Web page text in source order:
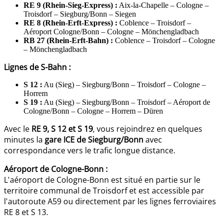
RE 9 (Rhein-Sieg-Express) : Aix-la-Chapelle – Cologne –
Troisdorf – Siegburg/Bonn – Siegen
RE 8 (Rhein-Erft-Express) : Coblence – Troisdorf –
Aéroport Cologne/Bonn – Cologne – Mönchengladbach
RB 27 (Rhein-Erft-Bahn) : Coblence – Troisdorf – Cologne
– Mönchengladbach
Lignes de S-Bahn :
S 12 : Au (Sieg) – Siegburg/Bonn – Troisdorf – Cologne –
Horrem
S 19 : Au (Sieg) – Siegburg/Bonn – Troisdorf – Aéroport de
Cologne/Bonn – Cologne – Horrem – Düren
Avec le RE 9, S 12 et S 19, vous rejoindrez en quelques
minutes la gare ICE de Siegburg/Bonnavec
correspondance vers le trafic longue distance.
Aéroport de Cologne-Bonn :
L'aéroport de Cologne-Bonn est situé en partie sur le
territoire communal de Troisdorf et est accessible par
l'autoroute A59 ou directement par les lignes ferroviaires
RE 8 et S 13.